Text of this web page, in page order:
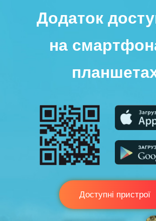
Додаток
на
Доступні пристрої